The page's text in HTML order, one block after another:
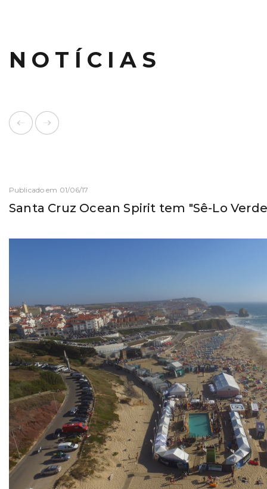
NOTÍCIAS
Publicado em 01/06/17
Santa Cruz Ocean Spirit tem "Sê-Lo